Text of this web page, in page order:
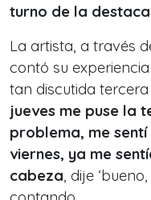
turno de la
La artista, a través
contó su
tan discutida tercera
jueves me puse la
problema, me
viernes, ya me
cabeza, dije